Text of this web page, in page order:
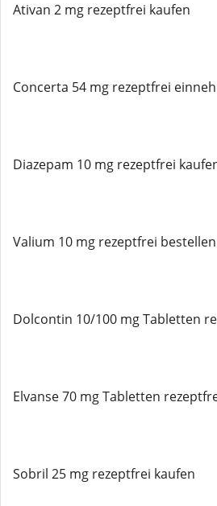
Ativan 2 mg rezeptfrei kaufen
Concerta 54 mg rezeptfrei
Diazepam 10 mg rezeptfrei
Valium 10 mg rezeptfrei
Dolcontin 10/100 mg Tabletten
Elvanse 70 mg Tabletten
Sobril 25 mg rezeptfrei kaufen